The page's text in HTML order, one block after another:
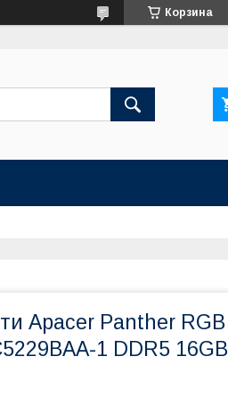
Корзина
Apacer Panther RGB
1 DDR5 16GB